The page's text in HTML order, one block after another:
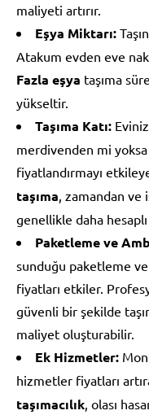
maliyeti artırır.
Eşya Miktarı:
Atakum evden eve
Fazla eşya taşıma
yükseltir.
Taşıma Katı:
merdivenden mi yoksa
fiyatlandırmayı
taşıma , zamandan
genellikle daha
Paketleme ve
sunduğu paketleme
fiyatları etkiler.
güvenli bir şekilde
maliyet oluşturabilir.
Ek Hizmetler:
hizmetler fiyatları
taşımacılık , olası